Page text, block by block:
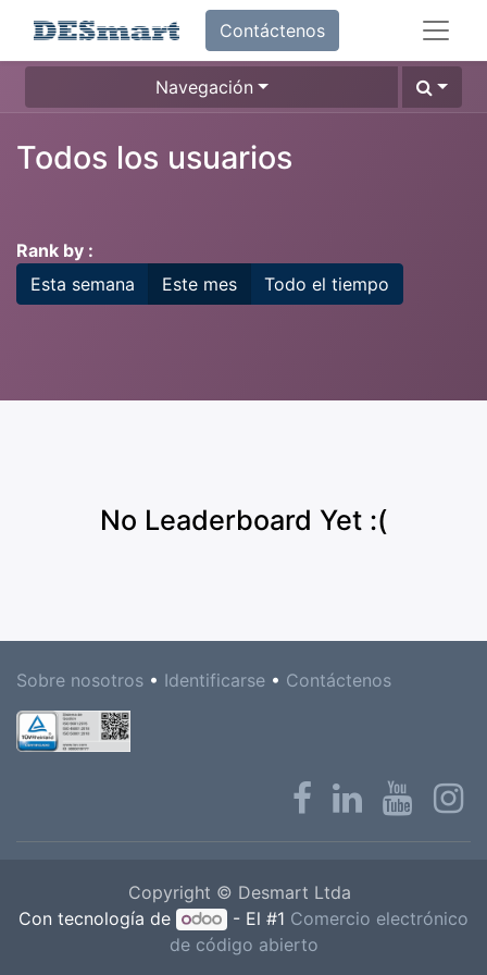
Contáctenos
Navegación
Todos los usuarios
Rank by :
Esta semana
Este mes Todo el tiempo
No Leaderboard Yet :(
Sobre nosotros • Identificarse • Contáctenos
Copyright © Desmart Ltda
Con tecnología de
- El #1 Comercio electrónico
de código abierto